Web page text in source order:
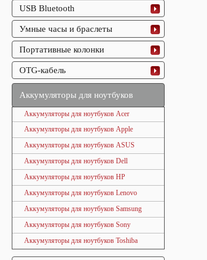
USB Bluetooth
Умные часы и браслеты
Портативные колонки
OTG-кабель
Аккумуляторы для ноутбуков
Аккумуляторы для ноутбуков Acer
Аккумуляторы для ноутбуков Apple
Аккумуляторы для ноутбуков ASUS
Аккумуляторы для ноутбуков Dell
Аккумуляторы для ноутбуков HP
Аккумуляторы для ноутбуков Lenovo
Аккумуляторы для ноутбуков Samsung
Аккумуляторы для ноутбуков Sony
Аккумуляторы для ноутбуков Toshiba